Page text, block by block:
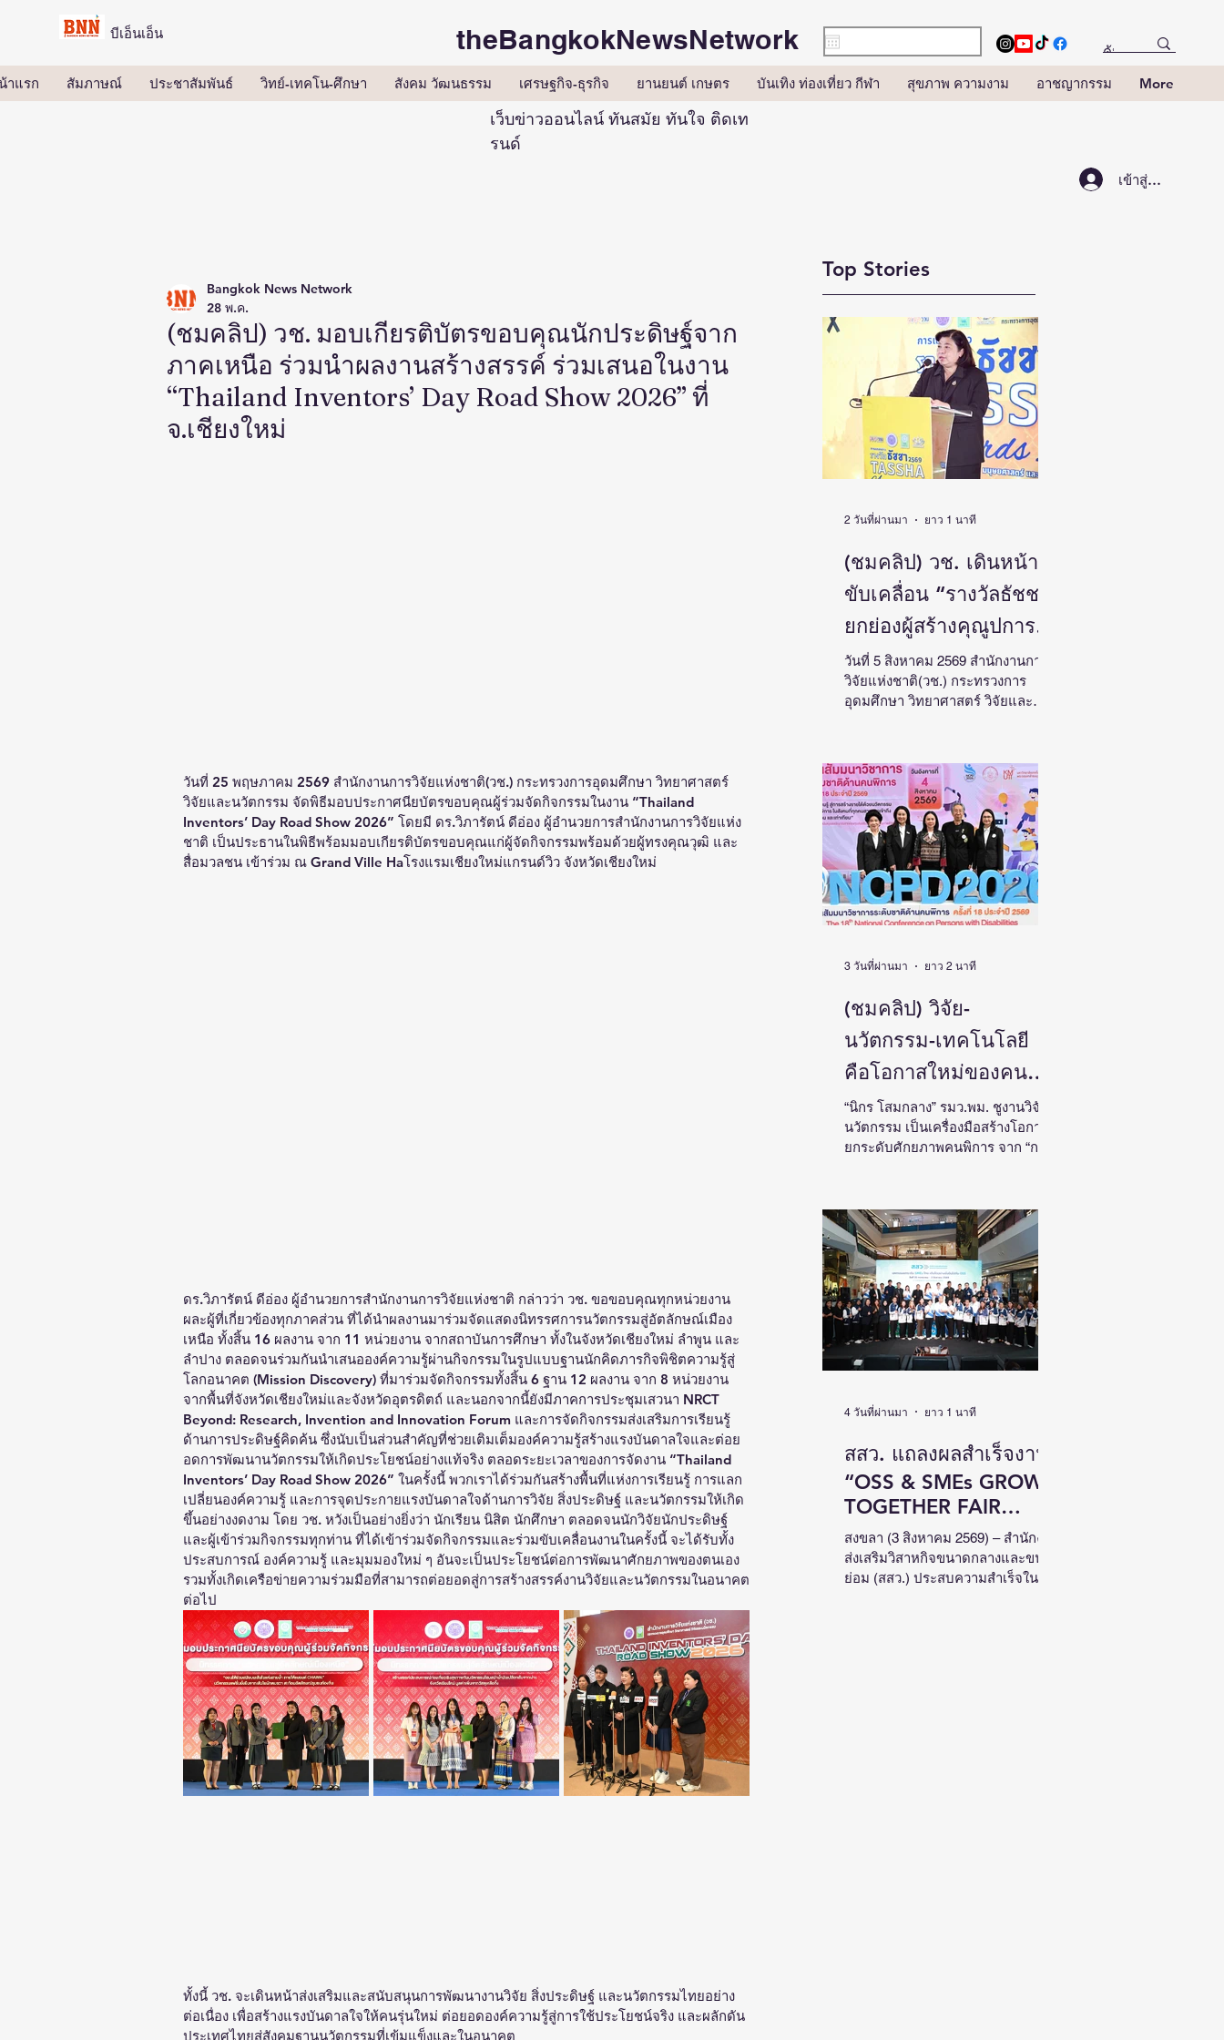
บีเอ็นเอ็น theBangkokNewsNetwork
าแรก สัมภาษณ์ ประชาสัมพันธ์ วิทย์-เทคโน-ศึกษา สังคม วัฒนธรรม เศรษฐกิจ-ธุรกิจ ยานยนต์ เกษตร บันเทิง ท่องเที่ยว กีฬา สุขภาพ ความงาม อาชญากรรม More
เว็บข่าวออนไลน์ ทันสมัย ทันใจ ติดเท
รนด์
เข้าสู่ระบบ
(ชมคลิป) วช. มอบเกียรติบัตรขอบคุณนักประดิษฐ์จาก
ภาคเหนือ ร่วมนำผลงานสร้างสรรค์ ร่วมเสนอในงาน
“Thailand Inventors’ Day Road Show 2026” ที่
จ.เชียงใหม่
Bangkok News Network
28 พ.ค.
วันที่ 25 พฤษภาคม 2569 สำนักงานการวิจัยแห่งชาติ(วช.) กระทรวงการอุดมศึกษา วิทยาศาสตร์
วิจัยและนวัตกรรม จัดพิธีมอบประกาศนียบัตรขอบคุณผู้ร่วมจัดกิจกรรมในงาน “Thailand
Inventors’ Day Road Show 2026” โดยมี ดร.วิภารัตน์ ดีอ่อง ผู้อำนวยการสำนักงานการวิจัยแห่ง
ชาติ เป็นประธานในพิธีพร้อมมอบเกียรติบัตรขอบคุณแก่ผู้จัดกิจกรรมพร้อมด้วยผู้ทรงคุณวุฒิ และ
สื่อมวลชน เข้าร่วม ณ Grand Ville Haโรงแรมเชียงใหม่แกรนด์วิว จังหวัดเชียงใหม่
ดร.วิภารัตน์ ดีอ่อง ผู้อำนวยการสำนักงานการวิจัยแห่งชาติ กล่าวว่า วช. ขอขอบคุณทุกหน่วยงาน
ผละผู้ที่เกี่ยวข้องทุกภาคส่วน ที่ได้นำผลงานมาร่วมจัดแสดงนิทรรศการนวัตกรรมสู่อัตลักษณ์เมือง
เหนือ ทั้งสิ้น 16 ผลงาน จาก 11 หน่วยงาน จากสถาบันการศึกษา ทั้งในจังหวัดเชียงใหม่ ลำพูน และ
ลำปาง ตลอดจนร่วมกันนำเสนอองค์ความรู้ผ่านกิจกรรมในรูปแบบฐานนักคิดภารกิจพิชิตความรู้สู่
โลกอนาคต (Mission Discovery) ที่มาร่วมจัดกิจกรรมทั้งสิ้น 6 ฐาน 12 ผลงาน จาก 8 หน่วยงาน
จากพื้นที่จังหวัดเชียงใหม่และจังหวัดอุตรดิตถ์ และนอกจากนี้ยังมีภาคการประชุมเสวนา NRCT
Beyond: Research, Invention and Innovation Forum และการจัดกิจกรรมส่งเสริมการเรียนรู้
ด้านการประดิษฐ์คิดค้น ซึ่งนับเป็นส่วนสำคัญที่ช่วยเติมเต็มองค์ความรู้สร้างแรงบันดาลใจและต่อย
อดการพัฒนานวัตกรรมให้เกิดประโยชน์อย่างแท้จริง ตลอดระยะเวลาของการจัดงาน “Thailand
Inventors’ Day Road Show 2026” ในครั้งนี้ พวกเราได้ร่วมกันสร้างพื้นที่แห่งการเรียนรู้ การแลก
เปลี่ยนองค์ความรู้ และการจุดประกายแรงบันดาลใจด้านการวิจัย สิ่งประดิษฐ์ และนวัตกรรมให้เกิด
ขึ้นอย่างงดงาม โดย วช. หวังเป็นอย่างยิ่งว่า นักเรียน นิสิต นักศึกษา ตลอดจนนักวิจัยนักประดิษฐ์
และผู้เข้าร่วมกิจกรรมทุกท่าน ที่ได้เข้าร่วมจัดกิจกรรมและร่วมขับเคลื่อนงานในครั้งนี้ จะได้รับทั้ง
ประสบการณ์ องค์ความรู้ และมุมมองใหม่ ๆ อันจะเป็นประโยชน์ต่อการพัฒนาศักยภาพของตนเอง
รวมทั้งเกิดเครือข่ายความร่วมมือที่สามารถต่อยอดสู่การสร้างสรรค์งานวิจัยและนวัตกรรมในอนาคต
ต่อไป
ทั้งนี้ วช. จะเดินหน้าส่งเสริมและสนับสนุนการพัฒนางานวิจัย สิ่งประดิษฐ์ และนวัตกรรมไทยอย่าง
ต่อเนื่อง เพื่อสร้างแรงบันดาลใจให้คนรุ่นใหม่ ต่อยอดองค์ความรู้สู่การใช้ประโยชน์จริง และผลักดัน
ประเทศไทยสู่สังคมฐานนวัตกรรมที่เข้มแข็งและในอนาคต
Top Stories
(ชมคลิป) วช. เดินหน้า
ขับเคลื่อน “รางวัลธัชชา”
ยกย่องผู้สร้างคุณูปการ
ด้านสังคมศาสตร์
มนุษยศาสตร์ และ
งานวิจัยสู่การพัฒนา
ประเทศ
วันที่ 5 สิงหาคม 2569 สำนักงานการ
วิจัยแห่งชาติ(วช.) กระทรวงการ
อุดมศึกษา วิทยาศาสตร์ วิจัยและ
และศิลปกรรมศาสตร์แห่ง
ประเทศไทย “รางวัลธัชชา” (TASSHA
Awards) ประจำปีงบประมาณ 2569
โดย ดร.วิภารัตน์ ดีอ่อง ผู้อำนวยการ
สำนักงานการวิจัยแห่งชาติ เป็น
ประธานในงานแถลงข่าวพร้อมด้วย
คณะผู้บริหาร ผู้ทรงคุณวุฒิ วช. นัก
วิจัย และผู้สนใจเข้าร่วม ณ ศูนย์
สารสนเทศกลางด้านวิทยาศาสตร์
แห่งชาติ ดร.วิภารัตน์ ดีอ
2 วันที่ผ่านมา ยาว 1 นาที
(ชมคลิป) วิจัย-
นวัตกรรม-เทคโนโลยี
คือโอกาสใหม่ของคน
พิการไทย และพลังขับ
เคลื่อนเศรษฐกิจประเทศ
“นิกร โสมกลาง” รมว.พม. ชูงานวิจัย-
นวัตกรรม เป็นเครื่องมือสร้างโอกาส
ยกระดับศักยภาพคนพิการ จาก “การ
สร้างสังคมที่ทุกคนเข้าถึง มีส่วนร่วม
เติบโตไปด้วยกัน วันที่ 4 สิงหาคม
2569 นายนิกร โสมกลาง รัฐมนตรี
ว่าการกระทรวงการพัฒนาสังคมและ
ความมั่นคงของมนุษย์ (รมว.พม.) เป็น
ประธานเปิดงานสัมมนาวิชาการระดับ
ชาติด้านคนพิการ ครั้งที่ 18 (NCPD
2026) ภายใต้แนวคิด “From Learning
to Earning : Innovation for Persons
3 วันที่ผ่านมา ยาว 2 นาที
สสว. แถลงผลสำเร็จงาน
“OSS & SMEs GROW
TOGETHER FAIR
2026”ณ จังหวัดสงขลา
สร้างมูลค่าเศรษฐกิจ
สงขลา (3 สิงหาคม 2569) – สำนักงาน
ส่งเสริมวิสาหกิจขนาดกลางและขนาด
ย่อม (สสว.) ประสบความสำเร็จใน
4 วันที่ผ่านมา ยาว 1 นาที